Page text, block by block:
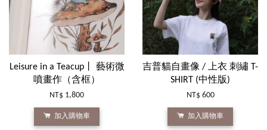
Leisure in a Teacup丨 藝術微
噴畫作（含框）
NT$ 1,800
加入購物車
吉普貓自畫像 / 上衣 刺繡 T-
SHIRT (中性版)
NT$ 600
加入購物車